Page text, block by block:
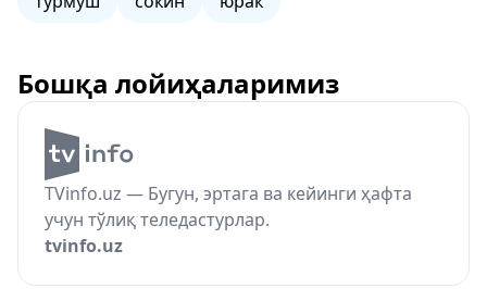
Бошқа лойиҳаларимиз
TVinfo.uz — Бугун, эртага ва кейинги ҳафта
учун тўлиқ теледастурлар.
tvinfo.uz